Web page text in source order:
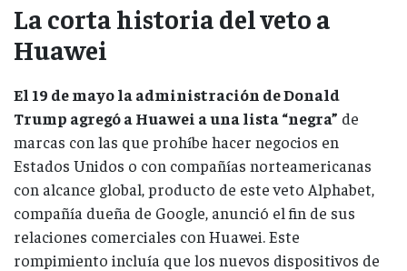
La corta historia del veto a
Huawei
El 19 de mayo la administración de Donald
Trump agregó a Huawei a una lista “negra” de
marcas con las que prohíbe hacer negocios en
Estados Unidos o con compañías norteamericanas
con alcance global, producto de este veto Alphabet,
compañía dueña de Google, anunció el fin de sus
relaciones comerciales con Huawei. Este
rompimiento incluía que los nuevos dispositivos de